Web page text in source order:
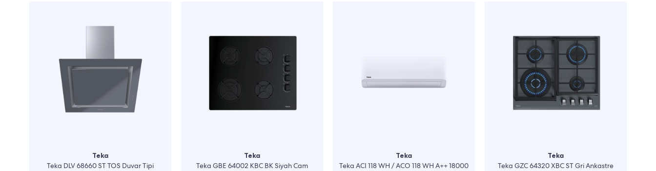
Teka
Teka DLV 68660 ST TOS Duvar Tipi
Teka
Teka GBE 64002 KBC BK Siyah Cam
Teka
Teka ACI 118 WH / ACO 118 WH A++ 18000
Teka
Teka GZC 64320 XBC ST Gri Ankastre